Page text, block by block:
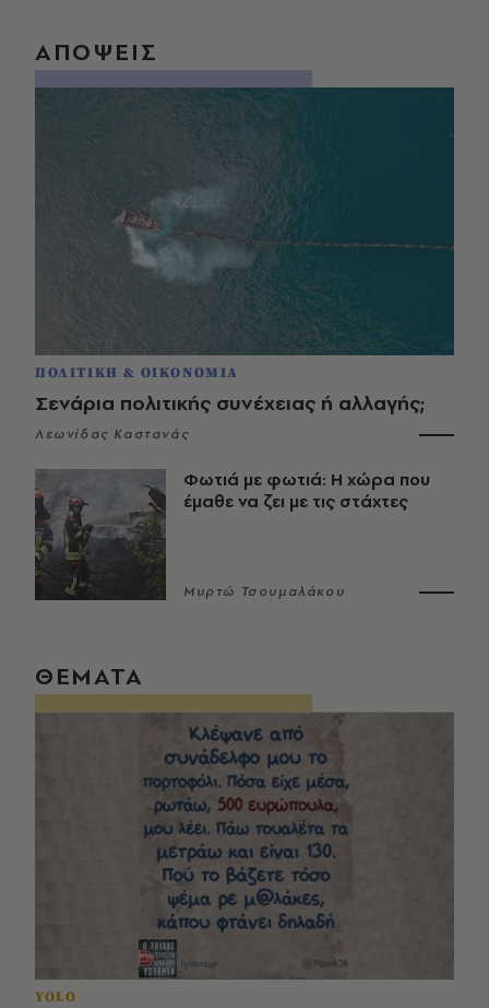
ΑΠΟΨΕΙΣ
ΠΟΛΙΤΙΚΗ & ΟΙΚΟΝΟΜΙΑ
Σενάρια πολιτικής συνέχειας ή αλλαγής;
Λεωνίδας Καστανάς
Φωτιά με φωτιά: Η χώρα που
έμαθε να ζει με τις στάχτες
Μυρτώ Τσουμαλάκου
ΘΕΜΑΤΑ
YOLO